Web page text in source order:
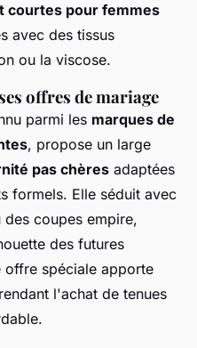
courtes pour femmes
avec des tissus
ou la viscose.
offres de mariage
parmi les marques de
, propose un large
pas chères adaptées
formels. Elle séduit avec
coupes empire,
des futures
offre spéciale apporte
l'achat de tenues